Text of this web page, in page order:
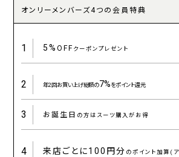
オンリーメンバーズ4つの会員特典
1 5%OFFクーポンプレゼント
2 年2回お買い上げ総額の7%をポイント還元
3 お誕生日 の方はスーツ購入がお得
4 来店ごとに100円分 のポイント加算(